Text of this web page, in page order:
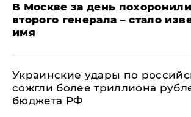
В Москве за день похоронили
второго генерала – стало
имя
Украинские удары по
сожгли более триллиона
бюджета РФ